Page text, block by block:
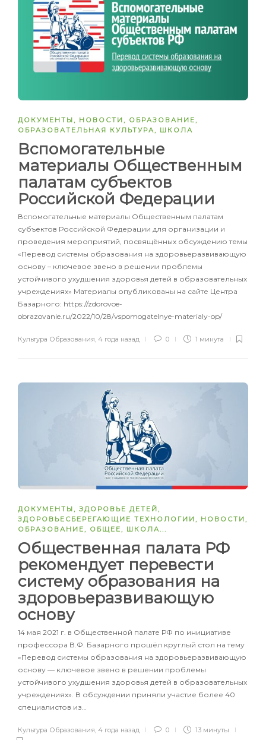
ДОКУМЕНТЫ, НОВОСТИ, ОБРАЗОВАНИЕ,
ОБРАЗОВАТЕЛЬНАЯ КУЛЬТУРА, ШКОЛА
Вспомогательные
материалы Общественным
палатам субъектов
Российской Федерации
Вспомогательные материалы Общественным палатам
субъектов Российской Федерации для организации и
проведения мероприятий, посвящённых обсуждению темы
«Перевод системы образования на здоровьеразвивающую
основу – ключевое звено в решении проблемы
устойчивого ухудшения здоровья детей в образовательных
учреждениях» Материалы опубликованы на сайте Центра
Базарного: https://zdorovoe-
obrazovanie.ru/2022/10/28/vspomogatelnye-materialy-op/
Культура Образования, 4 года назад 0 1 минута
ДОКУМЕНТЫ , ЗДОРОВЬЕ ДЕТЕЙ ,
ЗДОРОВЬЕСБЕРЕГАЮЩИЕ ТЕХНОЛОГИИ , НОВОСТИ ,
ОБРАЗОВАНИЕ , ОБЩЕЕ , ШКОЛА
Общественная палата РФ
рекомендует перевести
систему образования на
здоровьеразвивающую
основу
14 мая 2021 г. в Общественной палате РФ по инициативе
профессора В.Ф. Базарного прошёл круглый стол на тему
«Перевод системы образования на здоровьеразвивающую
основу — ключевое звено в решении проблемы
устойчивого ухудшения здоровья детей в образовательных
учреждениях». В обсуждении приняли участие более 40
специалистов из…
Культура Образования 4 года назад 0 13 минуты